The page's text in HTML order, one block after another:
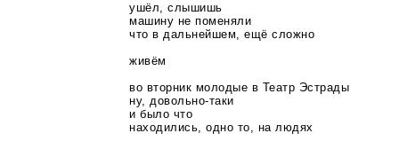
ушёл, слышишь
машину не поменяли
что в дальнейшем, ещё сложно
живём
во вторник молодые в Театр Эстрады
ну,довольно-таки
и было что
находились, одно то, на людях